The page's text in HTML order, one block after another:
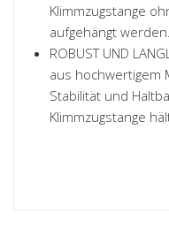
Klimmzugstange
aufgehängt werden...
ROBUST UND
aus hochwertigem
Stabilität und
Klimmzugstange